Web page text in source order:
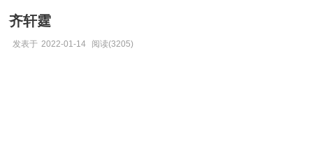
齐轩霆
发表于 2022-01-14 阅读(3205)